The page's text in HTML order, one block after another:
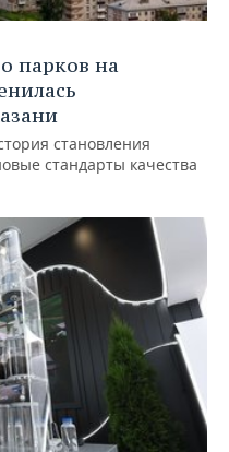
парков на
становления
стандарты качества